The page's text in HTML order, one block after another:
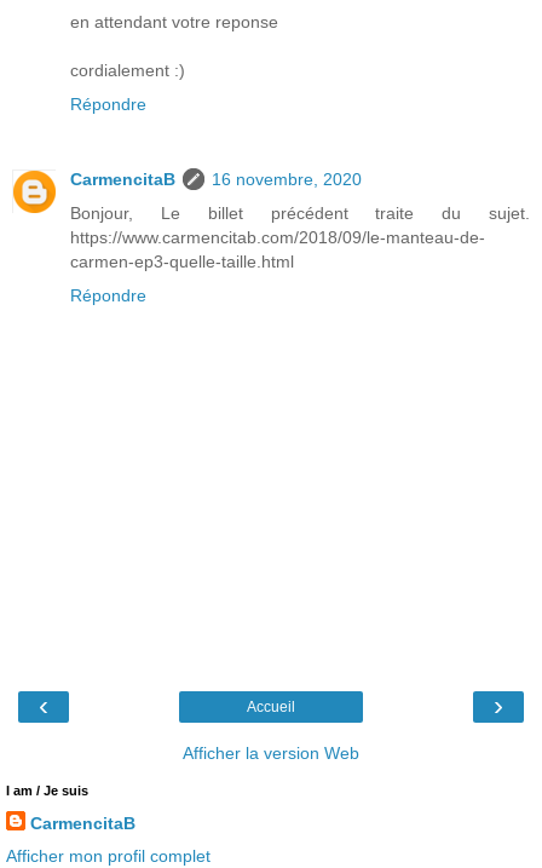
en attendant votre reponse
cordialement :)
Répondre
CarmencitaB
16 novembre, 2020
Bonjour, Le billet précédent traite du sujet.
https://www.carmencitab.com/2018/09/le-manteau-de-
carmen-ep3-quelle-taille.html
Répondre
‹ ›
Accueil
Afficher la version Web
I am / Je suis
CarmencitaB
Afficher mon profil complet